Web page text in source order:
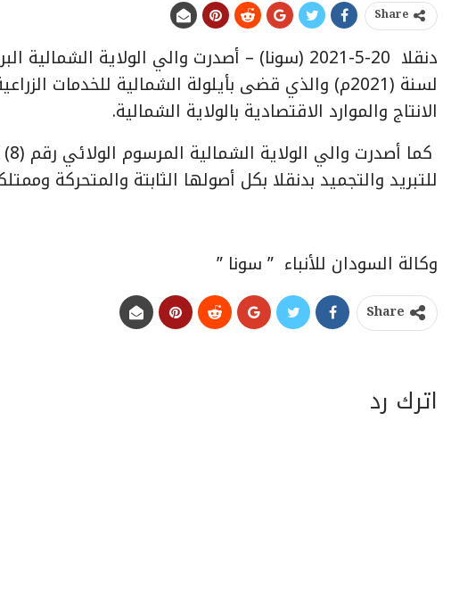
Share
لسنة (2021م) والذي قضى بأيلولة الشمالية للخدمات
الانتاج والموارد الاقتصادية بالولاية الشمالية.
للتبريد والتجميد بدنقلا بكل أصولها الثابتة والمتحركة
وكالة السودان للأنباء ” سونا ”
Share
اترك رد